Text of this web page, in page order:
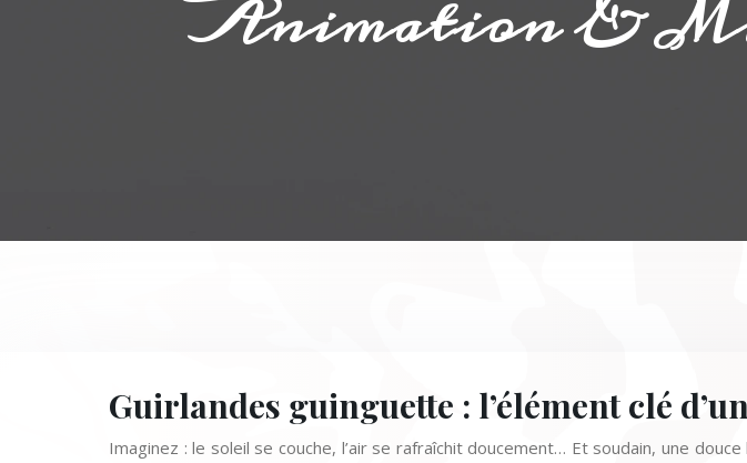
Animation &
Guirlandes guinguette : l’élément clé
Imaginez : le soleil se couche, l’air se rafraîchit doucement… Et soudain, une